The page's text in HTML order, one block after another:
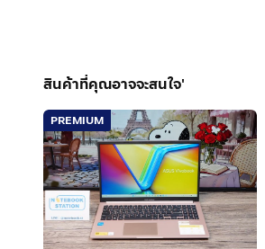
สินค้าที่คุณอาจจะสนใจ'
PREMIUM